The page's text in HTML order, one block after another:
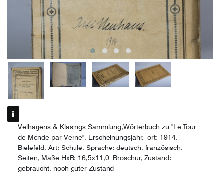
Velhagens & Klasings Sammlung,Wörterbuch zu "Le Tour
de Monde par Verne", Erscheinungsjahr, -ort: 1914,
Bielefeld, Art: Schule, Sprache: deutsch, französisch,
Seiten, Maße HxB: 16,5x11,0, Broschur, Zustand:
gebraucht, noch guter Zustand